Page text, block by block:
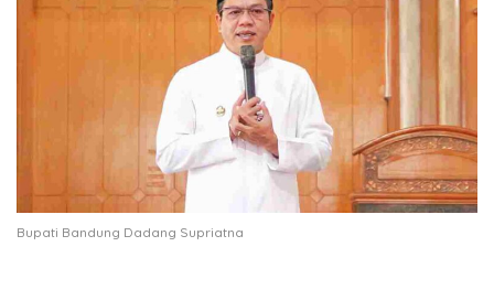
Bupati Bandung Dadang Supriatna